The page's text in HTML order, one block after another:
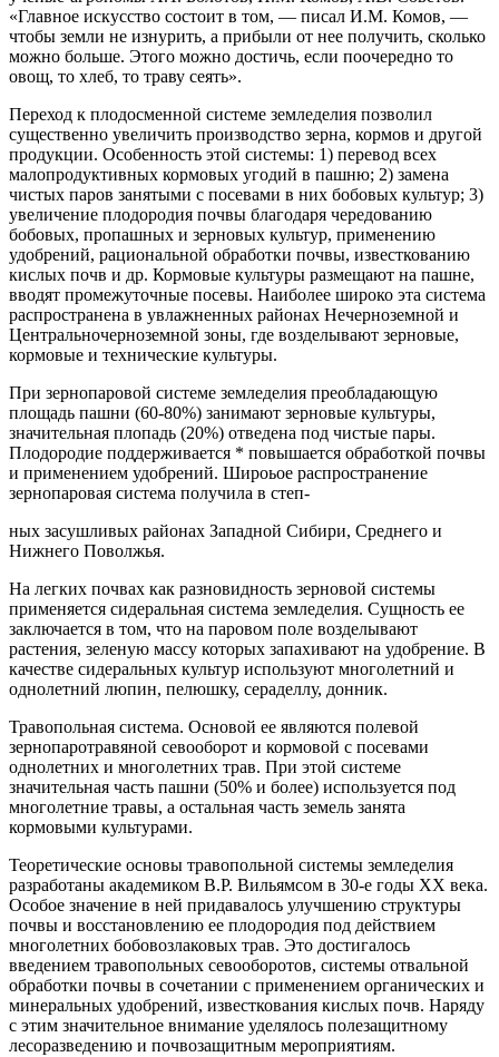
«Главное искусство состоит в том, — писал И.М. Комов, —
чтобы земли не изнурить, а прибыли от нее получить, сколько
можно больше. Этого можно достичь, если поочередно то
овощ, то хлеб, то траву сеять».
Переход к плодосменной системе земледелия позволил
существенно увеличить производство зерна, кормов и другой
продукции. Особенность этой системы: 1) перевод всех
малопродуктивных кормовых угодий в пашню; 2) замена
чистых паров занятыми с посевами в них бобовых культур; 3)
увеличение плодородия почвы благодаря чередованию
бобовых, пропашных и зерновых культур, применению
удобрений, рациональной обработки почвы, известкованию
кислых почв и др. Кормовые культуры размещают на пашне,
вводят промежуточные посевы. Наиболее широко эта система
распространена в увлажненных районах Нечерноземной и
Центральночерноземной зоны, где возделывают зерновые,
кормовые и технические культуры.
При зернопаровой системе земледелия преобладающую
площадь пашни (60-80%) занимают зерновые культуры,
значительная плопадь (20%) отведена под чистые пары.
Плодородие поддерживается * повышается обработкой почвы
и применением удобрений. Широьое распространение
зернопаровая система получила в степ-
ных засушливых районах Западной Сибири, Среднего и
Нижнего Поволжья.
На легких почвах как разновидность зерновой системы
применяется сидеральная система земледелия. Сущность ее
заключается в том, что на паровом поле возделывают
растения, зеленую массу которых запахивают на удобрение. В
качестве сидеральных культур используют многолетний и
однолетний люпин, пелюшку, сераделлу, донник.
Травопольная система. Основой ее являются полевой
зернопаротравяной севооборот и кормовой с посевами
однолетних и многолетних трав. При этой системе
значительная часть пашни (50% и более) используется под
многолетние травы, а остальная часть земель занята
кормовыми культурами.
Теоретические основы травопольной системы земледелия
разработаны академиком В.Р. Вильямсом в 30-е годы XX века.
Особое значение в ней придавалось улучшению структуры
почвы и восстановлению ее плодородия под действием
многолетних бобовозлаковых трав. Это достигалось
введением травопольных севооборотов, системы отвальной
обработки почвы в сочетании с применением органических и
минеральных удобрений, известкования кислых почв. Наряду
с этим значительное внимание уделялось полезащитному
лесоразведению и почвозащитным мероприятиям.